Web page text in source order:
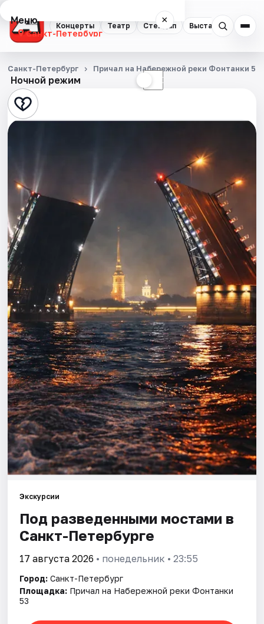
Концерты Театр Стендап Выставки
Меню ×
Санкт-Петербург
Концерты
Театр
Стендап
Квесты
Экскурсии
Спорт
События
Города
Площадки
Артисты
Рейтинги
Ночной режим ☾
Санкт-Петербург Причал на Набережной реки Фонтанки 53
Экскурсии
Под разведенными мостами в
Санкт-Петербурге
17 августа 2026 • понедельник • 23:55
Город: Санкт-Петербург
Площадка: Причал на Набережной реки Фонтанки
53